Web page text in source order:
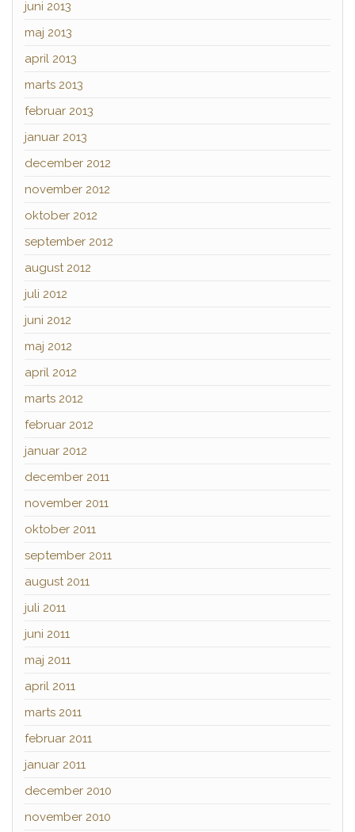
juni 2013
maj 2013
april 2013
marts 2013
februar 2013
januar 2013
december 2012
november 2012
oktober 2012
september 2012
august 2012
juli 2012
juni 2012
maj 2012
april 2012
marts 2012
februar 2012
januar 2012
december 2011
november 2011
oktober 2011
september 2011
august 2011
juli 2011
juni 2011
maj 2011
april 2011
marts 2011
februar 2011
januar 2011
december 2010
november 2010